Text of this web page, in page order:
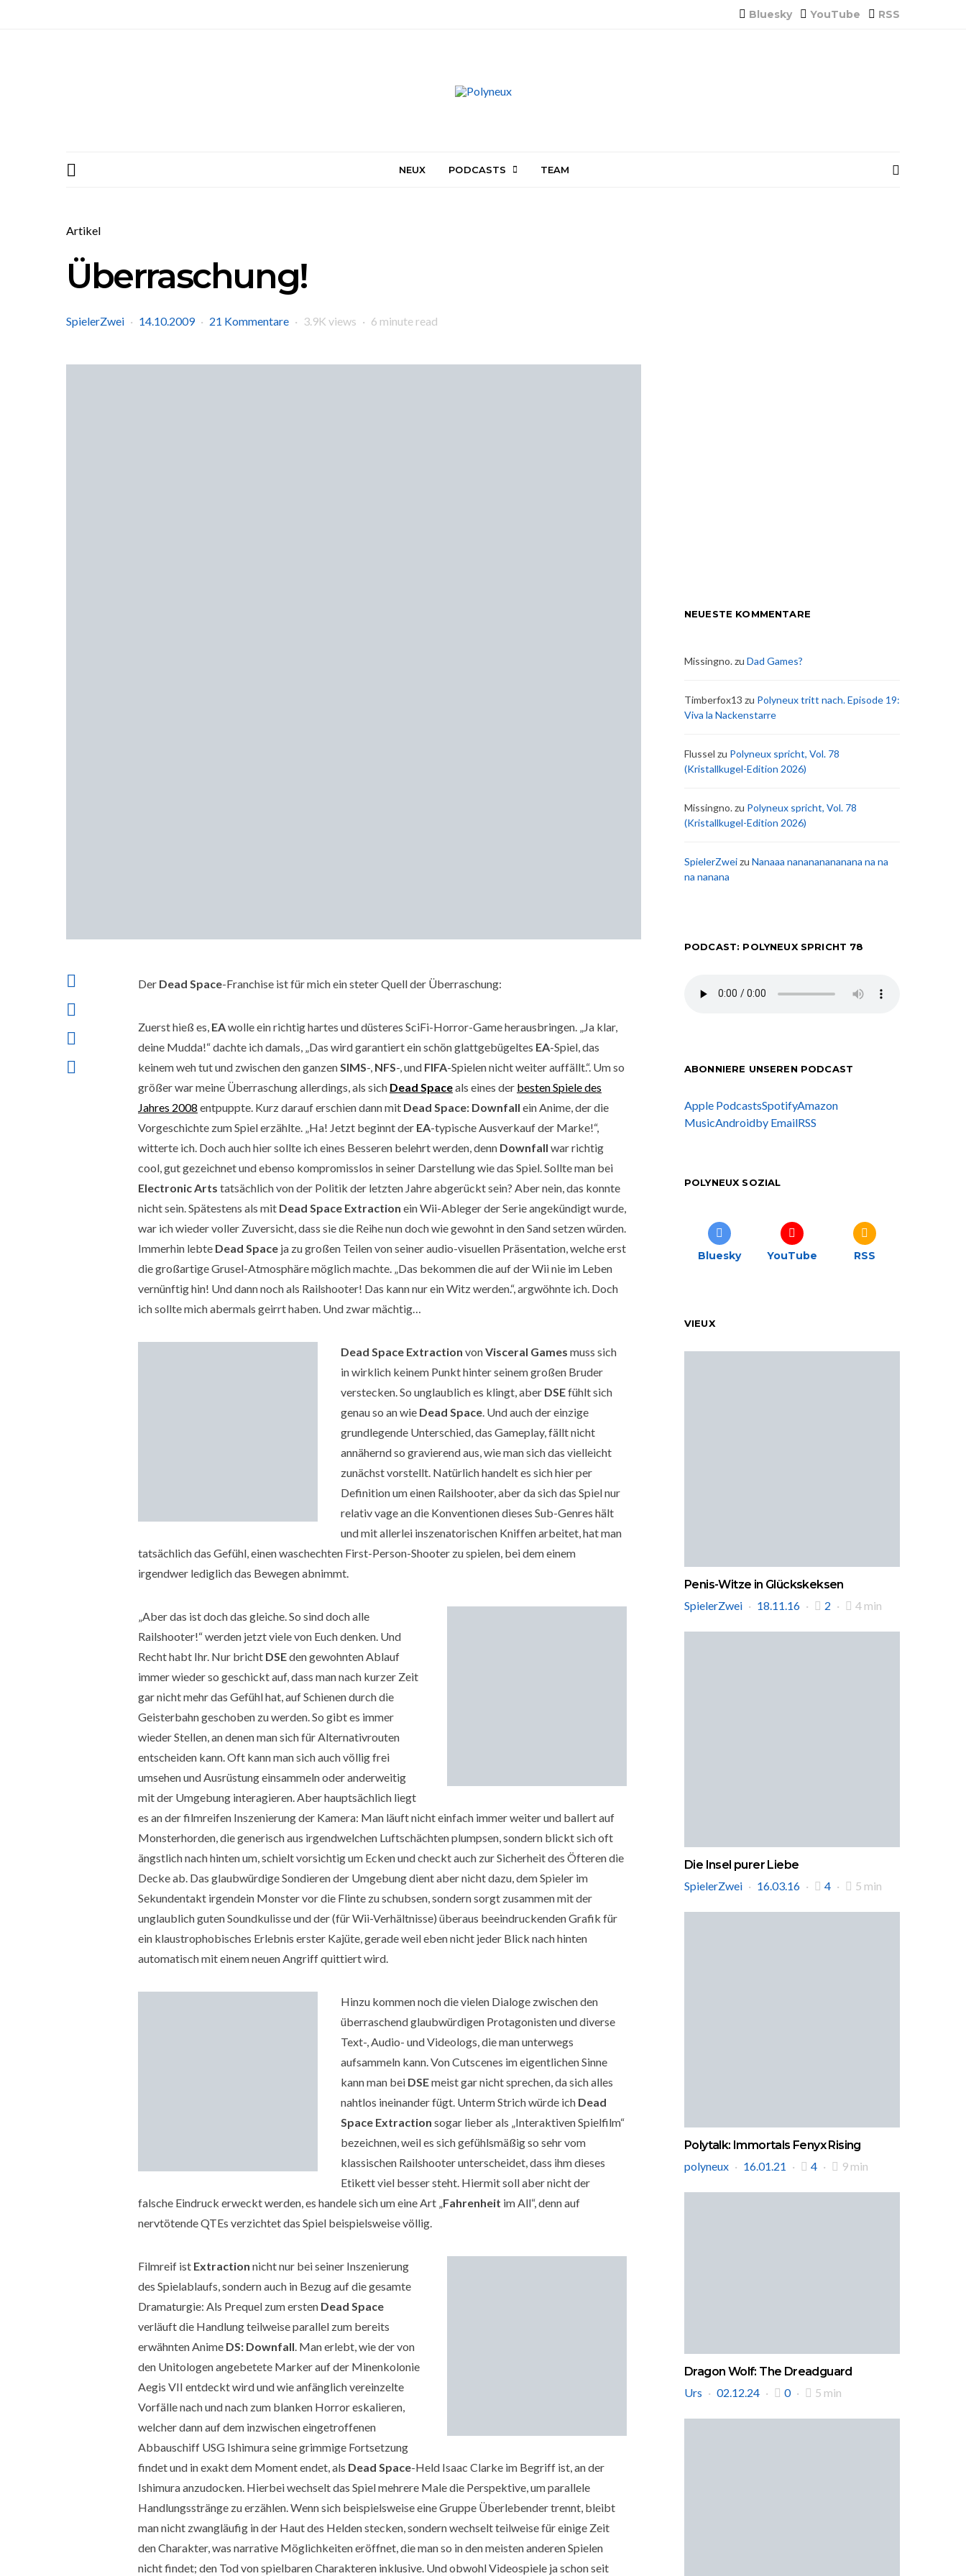
Bluesky YouTube RSS
NEUX PODCASTS TEAM
Artikel
Überraschung!
SpielerZwei 14.10.2009 21 Kommentare 3.9K views 6 minute read
Der Dead Space-Franchise ist für mich ein steter Quell der Überraschung:
Zuerst hieß es, EAwolle ein richtig hartes und düsteres SciFi-Horror-Game herausbringen. „Ja klar,
deine Mudda!“ dachte ich damals, „Das wird garantiert ein schön glattgebügeltes EA-Spiel, das
keinem weh tut und zwischen den ganzenSIMS-, NFS-, und FIFA-Spielen nicht weiter auffällt.“. Um so
größer war meine Überraschung allerdings, als sich Dead Spaceals eines der besten Spiele des
Jahres 2008 entpuppte. Kurz darauf erschien dann mit Dead Space: Downfall ein Anime, der die
Vorgeschichte zum Spiel erzählte. „Ha! Jetzt beginnt der EA-typische Ausverkauf der Marke!“,
witterte ich. Doch auch hier sollte ich eines Besseren belehrt werden, denn Downfall war richtig
cool, gut gezeichnet und ebenso kompromisslos in seiner Darstellung wie das Spiel. Sollte man bei
Electronic Arts tatsächlich von der Politik der letzten Jahre abgerückt sein? Aber nein, das konnte
nicht sein. Spätestens als mit Dead Space Extraction ein Wii-Ableger der Serie angekündigt wurde,
war ich wieder voller Zuversicht, dass sie die Reihe nun doch wie gewohnt in den Sand setzen würden.
Immerhin lebte Dead Space ja zu großen Teilen von seiner audio-visuellen Präsentation, welche erst
die großartige Grusel-Atmosphäre möglich machte. „Das bekommen die auf der Wii nie im Leben
vernünftig hin! Und dann noch als Railshooter! Das kann nur ein Witz werden.“, argwöhnte ich. Doch
ich sollte mich abermals geirrt haben. Und zwar mächtig…
Dead Space Extraction vonVisceral Games muss sich
in wirklich keinem Punkt hinter seinem großen Bruder
verstecken. So unglaublich es klingt, aber DSEfühlt sich
genau so an wie Dead Space. Und auch der einzige
grundlegende Unterschied, das Gameplay, fällt nicht
annähernd so gravierend aus, wie man sich das vielleicht
zunächst vorstellt. Natürlich handelt es sich hier per
Definition um einen Railshooter, aber da sich das Spiel nur
relativ vage an die Konventionen dieses Sub-Genres hält
und mit allerlei inszenatorischen Kniffen arbeitet, hat man
tatsächlich das Gefühl, einen waschechten First-Person-Shooter zu spielen, bei dem einem
irgendwer lediglich das Bewegen abnimmt.
„Aber das ist doch das gleiche. So sind doch alle
Railshooter!“ werden jetzt viele von Euch denken. Und
Recht habt Ihr. Nur bricht DSEden gewohnten Ablauf
immer wieder so geschickt auf, dass man nach kurzer Zeit
gar nicht mehr das Gefühl hat, auf Schienen durch die
Geisterbahn geschoben zu werden. So gibt es immer
wieder Stellen, an denen man sich für Alternativrouten
entscheiden kann. Oft kann man sich auch völlig frei
umsehen und Ausrüstung einsammeln oder anderweitig
mit der Umgebung interagieren. Aber hauptsächlich liegt
es an der filmreifen Inszenierung der Kamera: Man läuft nicht einfach immer weiter und ballert auf
Monsterhorden, die generisch aus irgendwelchen Luftschächten plumpsen, sondern blickt sich oft
ängstlich nach hinten um, schielt vorsichtig um Ecken und checkt auch zur Sicherheit des Öfteren die
Decke ab. Das glaubwürdige Sondieren der Umgebung dient aber nicht dazu, dem Spieler im
Sekundentakt irgendein Monster vor die Flinte zu schubsen, sondern sorgt zusammen mit der
unglaublich guten Soundkulisse und der (für Wii-Verhältnisse) überaus beeindruckenden Grafik für
ein klaustrophobisches Erlebnis erster Kajüte, gerade weil eben nicht jeder Blick nach hinten
automatisch mit einem neuen Angriff quittiert wird.
Hinzu kommen noch die vielen Dialoge zwischen den
überraschend glaubwürdigen Protagonisten und diverse
Text-, Audio- und Videologs, die man unterwegs
aufsammeln kann. Von Cutscenes im eigentlichen Sinne
kann man bei DSEmeist gar nicht sprechen, da sich alles
nahtlos ineinander fügt. Unterm Strich würde ich Dead
Space Extraction sogar lieber als „Interaktiven Spielfilm“
bezeichnen, weil es sich gefühlsmäßig so sehr vom
klassischen Railshooter unterscheidet, dass ihm dieses
Etikett viel besser steht. Hiermit soll aber nicht der
falsche Eindruck erweckt werden, es handele sich um eine Art „Fahrenheit im All“, denn auf
nervtötende QTEs verzichtet das Spiel beispielsweise völlig.
Filmreif ist Extraction nicht nur bei seiner Inszenierung
des Spielablaufs, sondern auch in Bezug auf die gesamte
Dramaturgie: Als Prequel zum ersten Dead Space
verläuft die Handlung teilweise parallel zum bereits
erwähnten Anime DS: Downfall. Man erlebt, wie der von
den Unitologen angebetete Marker auf der Minenkolonie
Aegis VII entdeckt wird und wie anfänglich vereinzelte
Vorfälle nach und nach zum blanken Horror eskalieren,
welcher dann auf dem inzwischen eingetroffenen
Abbauschiff USG Ishimura seine grimmige Fortsetzung
findet und in exakt dem Moment endet, als Dead Space-Held Isaac Clarke im Begriff ist, an der
Ishimura anzudocken. Hierbei wechselt das Spiel mehrere Male die Perspektive, um parallele
Handlungsstränge zu erzählen. Wenn sich beispielsweise eine Gruppe Überlebender trennt, bleibt
man nicht zwangläufig in der Haut des Helden stecken, sondern wechselt teilweise für einige Zeit
den Charakter, was narrative Möglichkeiten eröffnet, die man so in den meisten anderen Spielen
nicht findet; den Tod von spielbaren Charakteren inklusive. Und obwohl Videospiele ja schon seit
NEUESTE KOMMENTARE
Missingno.zu Dad Games?
Timberfox13 zu Polyneux tritt nach. Episode 19:
Viva la Nackenstarre
Flussel zu Polyneux spricht, Vol. 78
(Kristallkugel-Edition 2026)
Missingno.zu Polyneux spricht, Vol. 78
(Kristallkugel-Edition 2026)
SpielerZweizu Nanaaa nanananananana na na
na nanana
PODCAST: POLYNEUX SPRICHT 78
ABONNIERE UNSEREN PODCAST
Apple PodcastsSpotifyAmazon
MusicAndroidby EmailRSS
POLYNEUX SOZIAL
Bluesky YouTube RSS
VIEUX
Penis-Witze in Glückskeksen
SpielerZwei
18.11.16 2 4 min
Die Insel purer Liebe
SpielerZwei
16.03.16 4 5 min
Polytalk: Immortals Fenyx Rising
polyneux
16.01.21 4 9 min
Dragon Wolf: The Dreadguard
Urs
02.12.24 0 5 min